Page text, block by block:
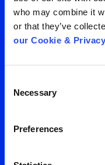
who may combine it
or that they’ve
our Cookie &
Selection
Necessary
Preferences
Escritório São Paulo